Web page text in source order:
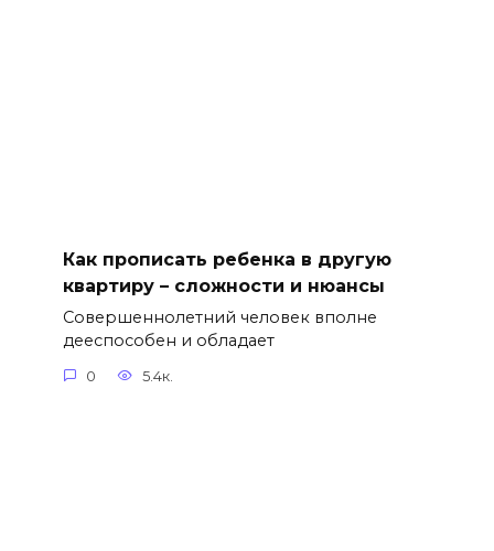
Как прописать ребенка в другую
квартиру – сложности и нюансы
Совершеннолетний человек вполне
дееспособен и обладает
0 5.4к.